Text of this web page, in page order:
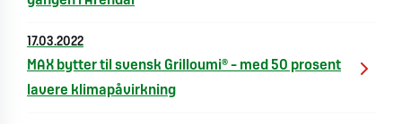
17.03.2022
MAX bytter til svensk Grilloumi® – med 50 prosent
lavere klimapåvirkning